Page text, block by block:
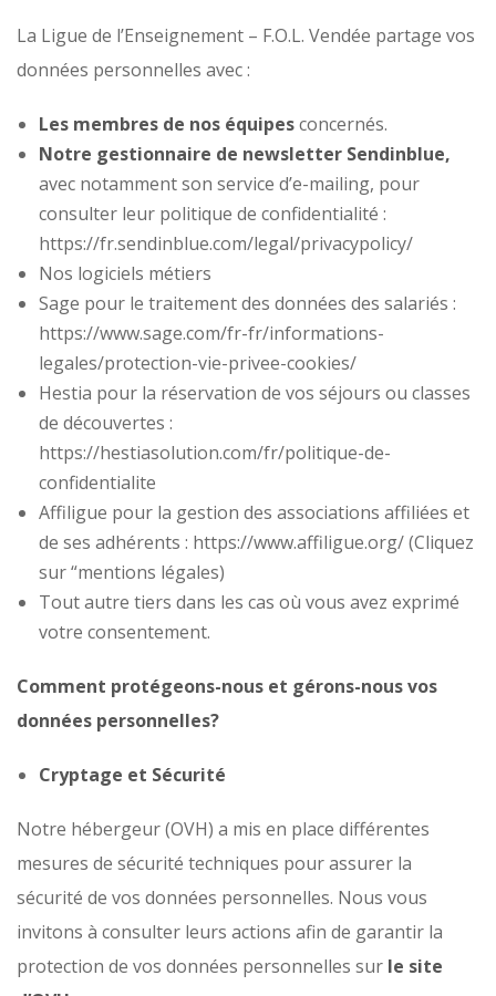
La Ligue de l’Enseignement – F.O.L. Vendée partage vos
données personnelles avec :
Les membres de nos équipesconcernés.
Notre gestionnaire de newsletter Sendinblue,
avec notamment son service d’e-mailing, pour
consulter leur politique de confidentialité :
https://fr.sendinblue.com/legal/privacypolicy/
Nos logiciels métiers
Sage pour le traitement des données des salariés :
https://www.sage.com/fr-fr/informations-
legales/protection-vie-privee-cookies/
Hestia pour la réservation de vos séjours ou classes
de découvertes :
https://hestiasolution.com/fr/politique-de-
confidentialite
Affiligue pour la gestion des associations affiliées et
de ses adhérents : https://www.affiligue.org/ (Cliquez
sur “mentions légales)
Tout autre tiers dans les cas où vous avez exprimé
votre consentement.
Comment protégeons-nous et gérons-nous vos
données personnelles?
Cryptage et Sécurité
Notre hébergeur (OVH) a mis en place différentes
mesures de sécurité techniques pour assurer la
sécurité de vos données personnelles. Nous vous
invitons à consulter leurs actions afin de garantir la
protection de vos données personnelles sur le site